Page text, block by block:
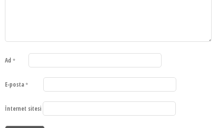
Ad *
E-posta *
İnternet sitesi